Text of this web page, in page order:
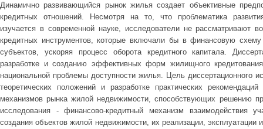
Динамично развивающийся рынок жилья создает объективные
кредитных отношений. Несмотря на то, что проблематика
изучается в современной науке, исследователи не рассматривают
кредитных инструментов, которые включали бы в финансовую схему
субъектов, ускоряя процесс оборота кредитного капитала.
разработке и созданию эффективных форм жилищного
национальной проблемы доступности жилья. Цель диссертационного
теоретических положений и разработке практических
механизмов рынка жилой недвижимости, способствующих решению
исследования - финансово-кредитный механизм взаимодействия
создания объектов жилой недвижимости, их реализации,